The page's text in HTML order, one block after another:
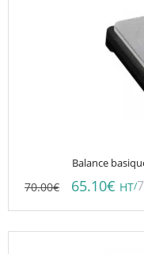
Balance
70.00€ 65.10€ HT/